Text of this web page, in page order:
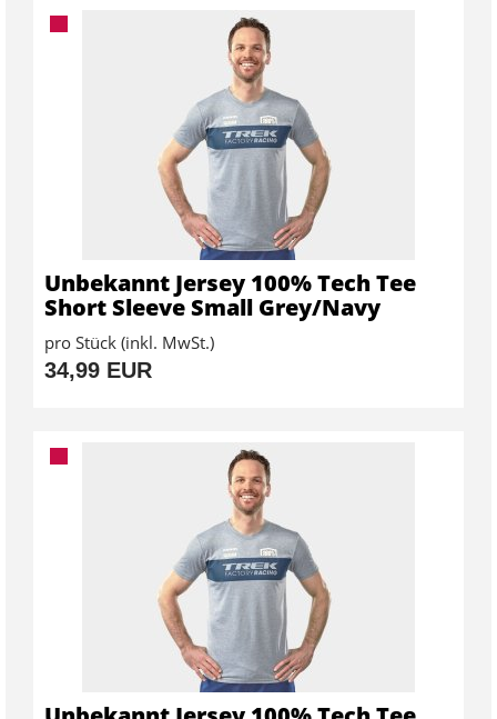
Unbekannt Jersey 100% Tech Tee
Short Sleeve Small Grey/Navy
pro Stück (inkl. MwSt.)
34,99 EUR